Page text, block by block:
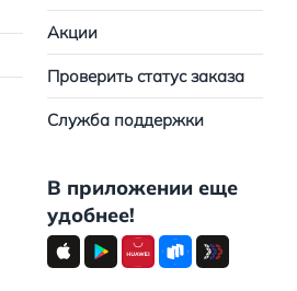
Акции
Проверить статус заказа
Служба поддержки
В приложении еще
удобнее!